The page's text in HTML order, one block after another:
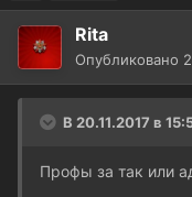
Rita
Опубликовано
В 20.11.2017 в
Профы за так или